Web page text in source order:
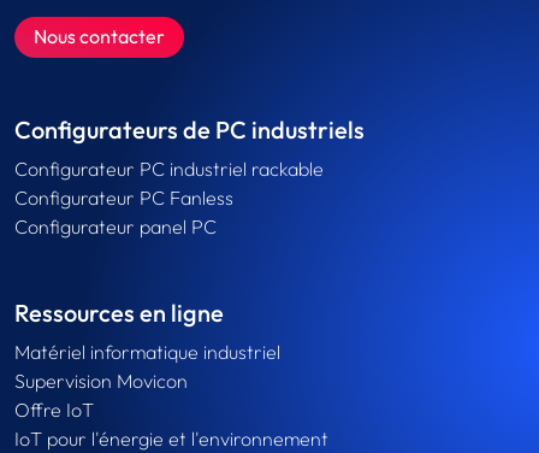
Nous contacter
Configurateurs de PC industriels
Configurateur PC industriel rackable
Configurateur PC Fanless
Configurateur panel PC
Ressources en ligne
Matériel informatique industriel
Supervision Movicon
Offre IoT
IoT pour l'énergie et l'environnement